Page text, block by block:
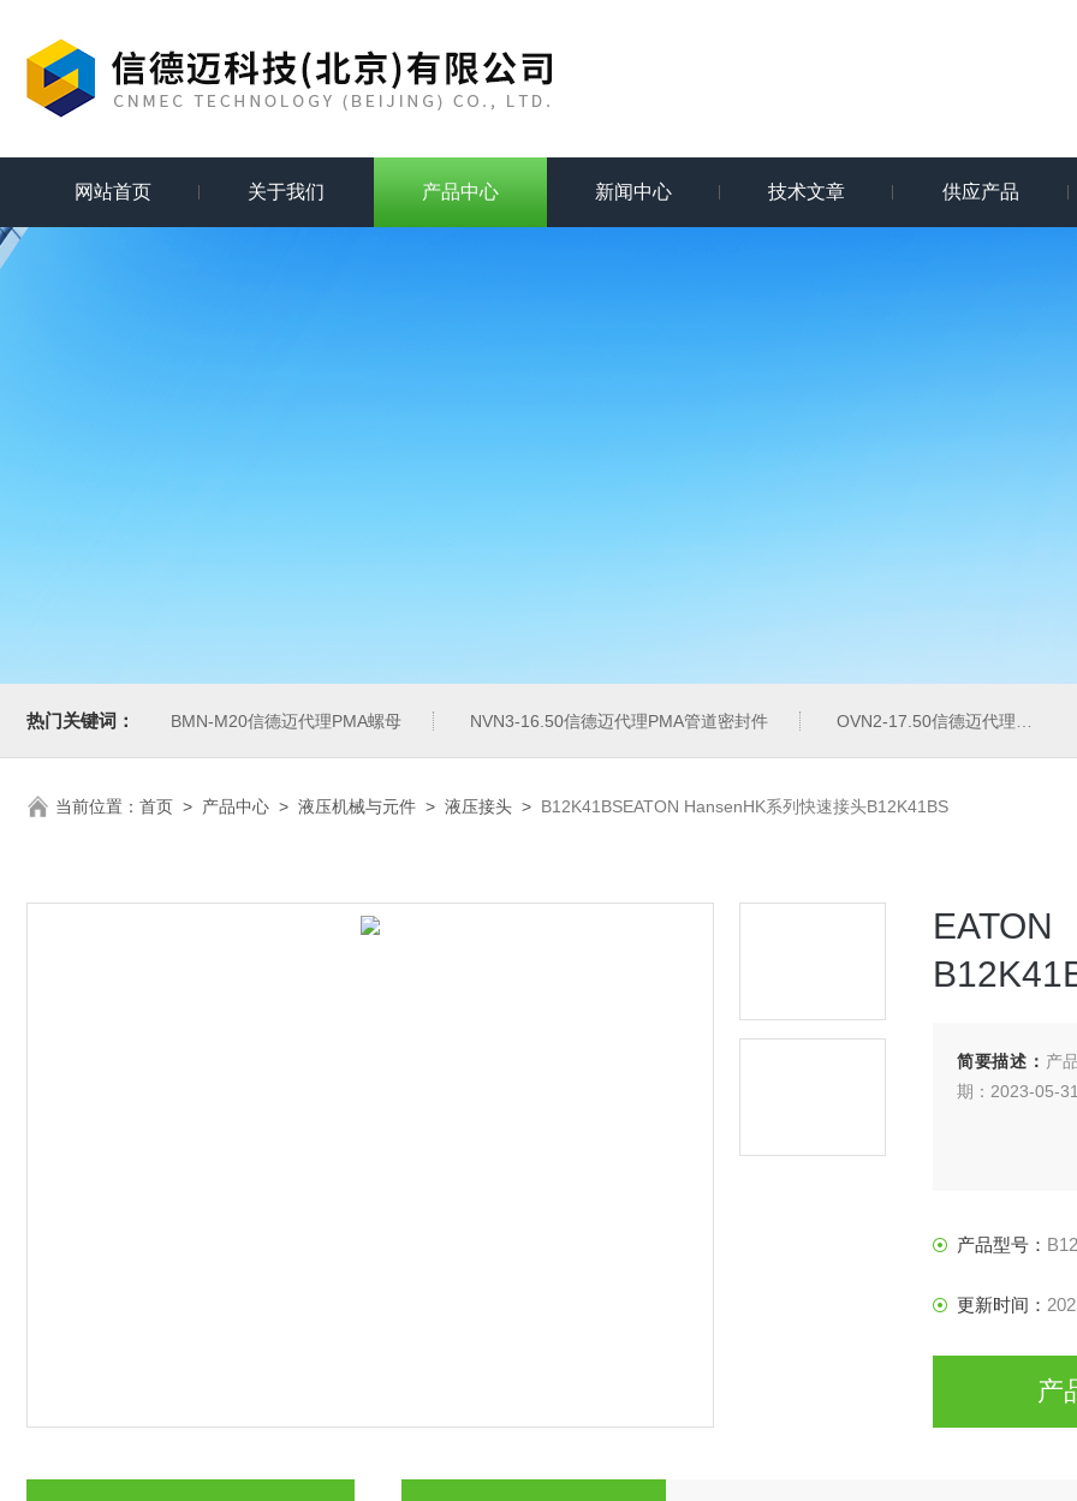
网站首页 关于我们 产品中心 新闻中心 技术文章 供应产品
热门关键词： BMN-M20信德迈代理PMA螺母 NVN3-16.50信德迈代理PMA管道密封件 OVN2-17.50信德迈代理PMA导管夹
当前位置： 首页 > 产品中心 > 液压机械与元件 > 液压接头 > B12K41BSEATON HansenHK系列快速接头B12K41BS
简要描述： 产
期：2023-05-31
产品型号：
更新时间：
产